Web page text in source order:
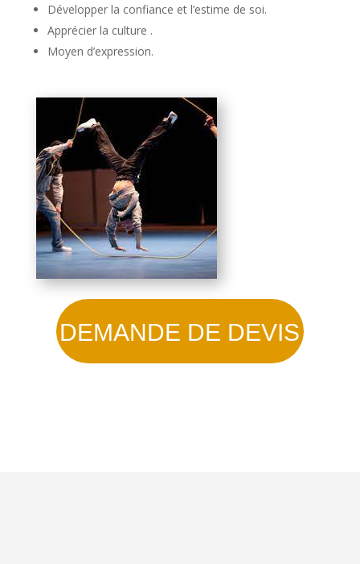
Développer la confiance et l’estime de soi.
Apprécier la culture .
Moyen d’expression.
DEMANDE DE DEVIS